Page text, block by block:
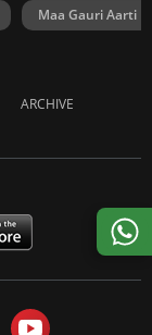
Maa Gauri Aarti
ARCHIVE